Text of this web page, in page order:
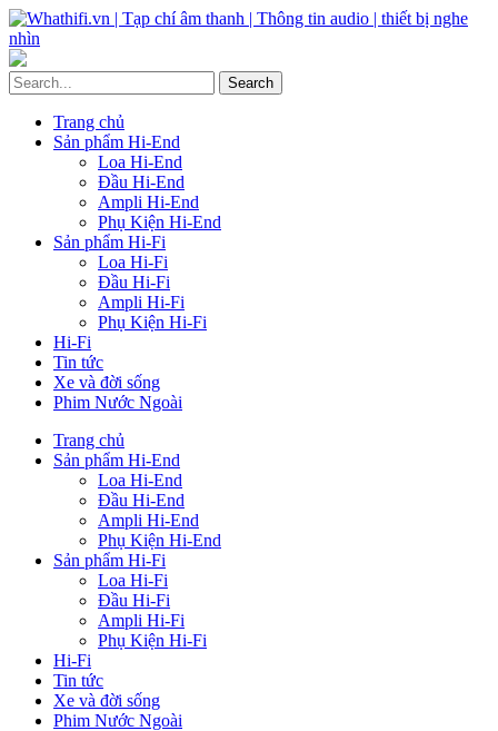
Trang chủ
Sản phẩm Hi-End
Loa Hi-End
Đầu Hi-End
Ampli Hi-End
Phụ Kiện Hi-End
Sản phẩm Hi-Fi
Loa Hi-Fi
Đầu Hi-Fi
Ampli Hi-Fi
Phụ Kiện Hi-Fi
Hi-Fi
Tin tức
Xe và đời sống
Phim Nước Ngoài
Trang chủ
Sản phẩm Hi-End
Loa Hi-End
Đầu Hi-End
Ampli Hi-End
Phụ Kiện Hi-End
Sản phẩm Hi-Fi
Loa Hi-Fi
Đầu Hi-Fi
Ampli Hi-Fi
Phụ Kiện Hi-Fi
Hi-Fi
Tin tức
Xe và đời sống
Phim Nước Ngoài